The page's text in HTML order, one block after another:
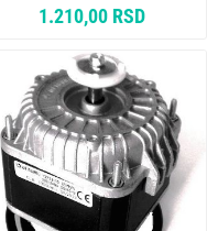
1.210,00 RSD